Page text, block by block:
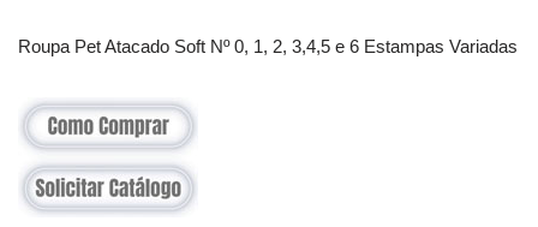
Roupa Pet Atacado Soft Nº 0, 1, 2, 3,4,5 e 6 Estampas Variadas